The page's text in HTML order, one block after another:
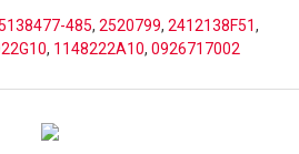
485, 2520799, 2412138F51,
, 1148222A10, 0926717002